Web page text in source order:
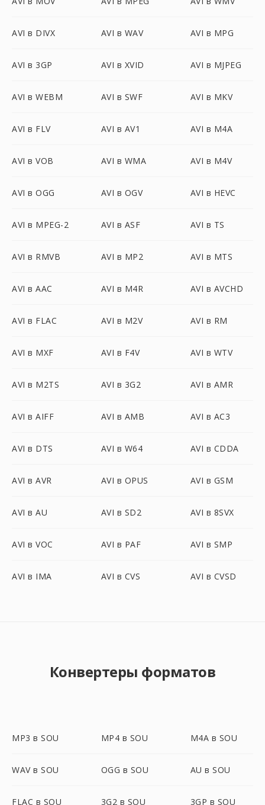
AVI в DIVX AVI в WAV AVI в MPG
AVI в 3GP AVI в XVID AVI в MJPEG
AVI в WEBM AVI в SWF AVI в MKV
AVI в FLV AVI в AV1 AVI в M4A
AVI в VOB AVI в WMA AVI в M4V
AVI в OGG AVI в OGV AVI в HEVC
AVI в MPEG-2 AVI в ASF AVI в TS
AVI в RMVB AVI в MP2 AVI в MTS
AVI в AAC AVI в M4R AVI в AVCHD
AVI в FLAC AVI в M2V AVI в RM
AVI в MXF AVI в F4V AVI в WTV
AVI в M2TS AVI в 3G2 AVI в AMR
AVI в AIFF AVI в AMB AVI в AC3
AVI в DTS AVI в W64 AVI в CDDA
AVI в AVR AVI в OPUS AVI в GSM
AVI в AU AVI в SD2 AVI в 8SVX
AVI в VOC AVI в PAF AVI в SMP
AVI в IMA AVI в CVS AVI в CVSD
Конвертеры форматов
MP3 в SOU MP4 в SOU M4A в SOU
WAV в SOU OGG в SOU AU в SOU
FLAC в SOU 3G2 в SOU 3GP в SOU